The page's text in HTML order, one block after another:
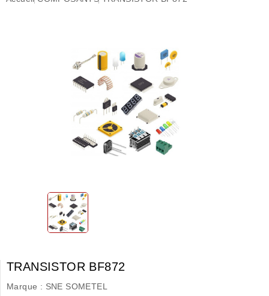
TRANSISTOR BF872
Marque : SNE SOMETEL